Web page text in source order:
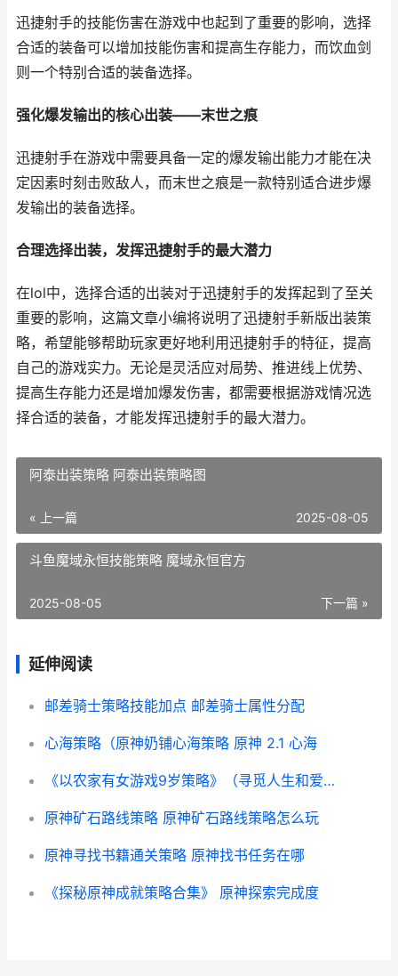
迅捷射手的技能伤害在游戏中也起到了重要的影响，选择
合适的装备可以增加技能伤害和提高生存能力，而饮血剑
则一个特别合适的装备选择。
强化爆发输出的核心出装——末世之痕
迅捷射手在游戏中需要具备一定的爆发输出能力才能在决
定因素时刻击败敌人，而末世之痕是一款特别适合进步爆
发输出的装备选择。
合理选择出装，发挥迅捷射手的最大潜力
在lol中，选择合适的出装对于迅捷射手的发挥起到了至关
重要的影响，这篇文章小编将说明了迅捷射手新版出装策
略，希望能够帮助玩家更好地利用迅捷射手的特征，提高
自己的游戏实力。无论是灵活应对局势、推进线上优势、
提高生存能力还是增加爆发伤害，都需要根据游戏情况选
择合适的装备，才能发挥迅捷射手的最大潜力。
阿泰出装策略 阿泰出装策略图
« 上一篇 2025-08-05
斗鱼魔域永恒技能策略 魔域永恒官方
下一篇 »
2025-08-05
延伸阅读
邮差骑士策略技能加点 邮差骑士属性分配
心海策略（原神奶铺心海策略 原神 2.1 心海
《以农家有女游戏9岁策略》（寻觅人生和爱情的奇妙冒险 农家有女来种田
原神矿石路线策略 原神矿石路线策略怎么玩
原神寻找书籍通关策略 原神找书任务在哪
《探秘原神成就策略合集》 原神探索完成度